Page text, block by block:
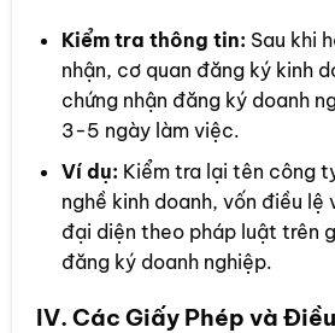
Kiểm tra thông tin: Sau khi
nhận, cơ quan đăng ký kinh
chứng nhận đăng ký doanh
3-5 ngày làm việc.
Ví dụ: Kiểm tra lại tên công
nghề kinh doanh, vốn điều lệ
đại diện theo pháp luật trên
đăng ký doanh nghiệp.
IV. Các Giấy Phép và